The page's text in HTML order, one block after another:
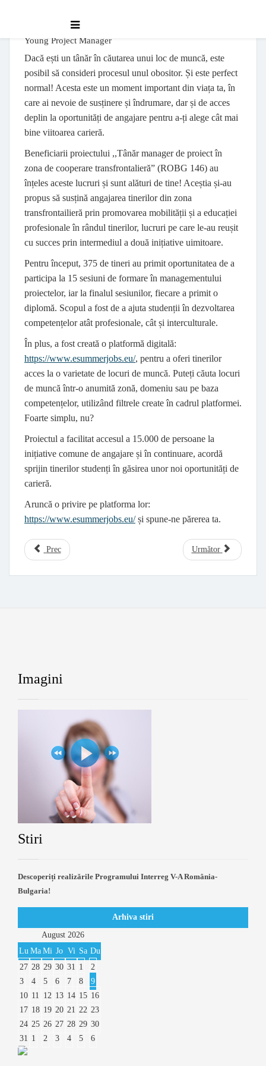
Young Project Manager
Dacă ești un tânăr în căutarea unui loc de muncă, este
posibil să consideri procesul unul obositor. Și este perfect
normal! Acesta este un moment important din viața ta, în
care ai nevoie de susținere și îndrumare, dar și de acces
deplin la oportunități de angajare pentru a-ți alege cât mai
bine viitoarea carieră.
Beneficiarii proiectului ,,Tânăr manager de proiect în
zona de cooperare transfrontalieră” (ROBG 146) au
înțeles aceste lucruri și sunt alături de tine! Aceștia și-au
propus să susțină angajarea tinerilor din zona
transfrontailieră prin promovarea mobilității și a educației
profesionale în rândul tinerilor, lucruri pe care le-au reușit
cu succes prin intermediul a două inițiative uimitoare.
Pentru început, 375 de tineri au primit oportunitatea de a
participa la 15 sesiuni de formare în managementului
proiectelor, iar la finalul sesiunilor, fiecare a primit o
diplomă. Scopul a fost de a ajuta studenții în dezvoltarea
competențelor atât profesionale, cât și interculturale.
În plus, a fost creată o platformă digitală:
https://www.esummerjobs.eu/, pentru a oferi tinerilor
acces la o varietate de locuri de muncă. Puteți căuta locuri
de muncă într-o anumită zonă, domeniu sau pe baza
competențelor, utilizând filtrele create în cadrul platformei.
Foarte simplu, nu?
Proiectul a facilitat accesul a 15.000 de persoane la
inițiative comune de angajare și în continuare, acordă
sprijin tinerilor studenți în găsirea unor noi oportunități de
carieră.
Aruncă o privire pe platforma lor:
https://www.esummerjobs.eu/și spune-ne părerea ta.
Prec Următor
Imagini
Stiri
Descoperiți realizările Programului Interreg V-A România-
Bulgaria!
Arhiva stiri
August 2026
Lu Ma Mi Jo Vi Sa Du
27 28 29 30 31 1
2
3
4 5 6 7 8
9
10 11 12 13 14 15 16
17 18 19 20 21 22 23
24 25 26 27 28 29 30
31 1 2 3 4 5 6